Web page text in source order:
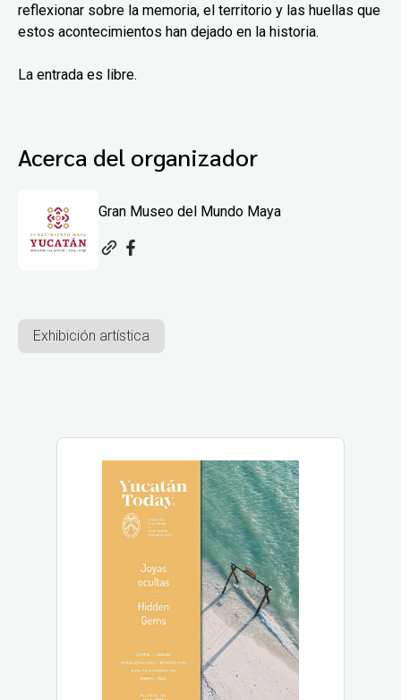
reflexionar sobre la memoria, el territorio y las huellas que
estos acontecimientos han dejado en la historia.
La entrada es libre.
Acerca del organizador
Gran Museo del Mundo Maya
Exhibición artística